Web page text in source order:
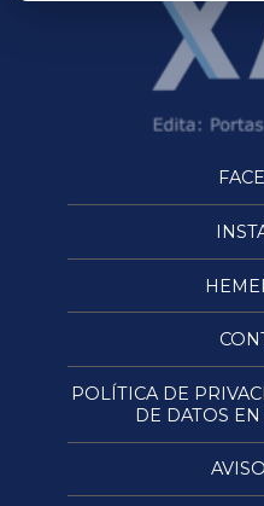
POLÍTICA DE
DE DATOS